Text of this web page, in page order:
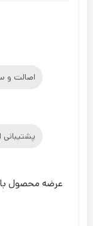
عرضه محصول با مهلت تست